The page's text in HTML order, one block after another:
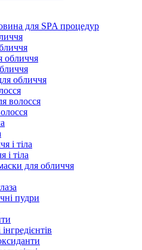
для SPA процедур
обличчя
обличчя
волосся
і тіла
і тіла
для обличчя
пудри